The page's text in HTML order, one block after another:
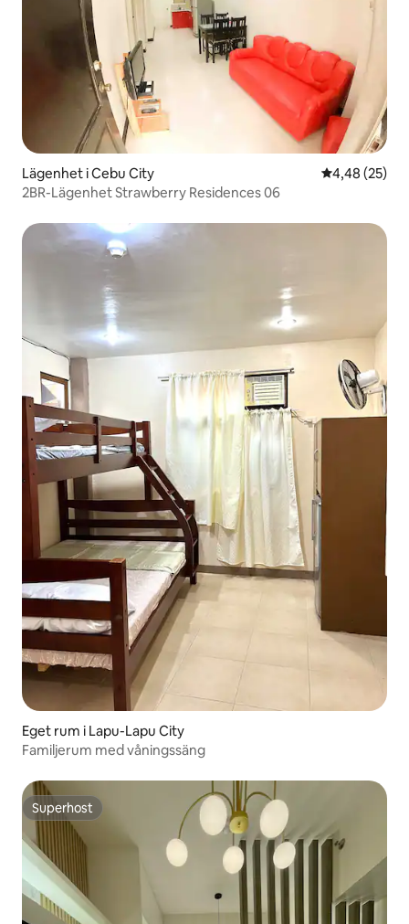
Lägenhet i Cebu City 4,48 av 5 i
4,48 (25)
2BR-Lägenhet Strawberry Residences 06
Eget rum i Lapu-Lapu City
Familjerum med våningssäng
Superhost
Superhost